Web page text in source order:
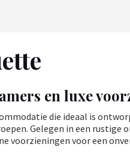
en luxe
die ideaal is
Gelegen in een rustige
voorzieningen voor een